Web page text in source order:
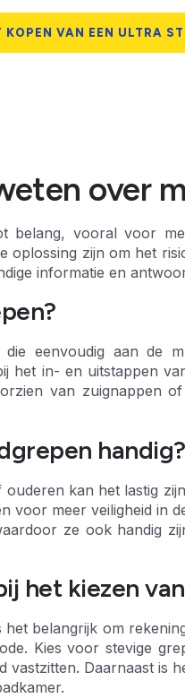
KOPEN VAN EEN ULTRA
over
belang, vooral voor
oplossing zijn om het
informatie en
die eenvoudig aan de
het in- en uitstappen
van zuignappen
handig?
kan het lastig
voor meer veiligheid in
ze ook handig
het kiezen
belangrijk om
Kies voor stevige
Daarnaast is